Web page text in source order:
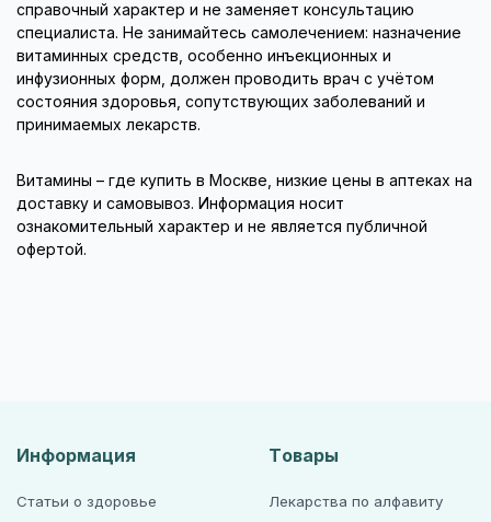
справочный характер и не заменяет консультацию
специалиста. Не занимайтесь самолечением: назначение
витаминных средств, особенно инъекционных и
инфузионных форм, должен проводить врач с учётом
состояния здоровья, сопутствующих заболеваний и
принимаемых лекарств.
Витамины – где купить в Москве, низкие цены в аптеках на
доставку и самовывоз. Информация носит
ознакомительный характер и не является публичной
офертой.
Информация
Статьи о здоровье
Товары
Лекарства по алфавиту